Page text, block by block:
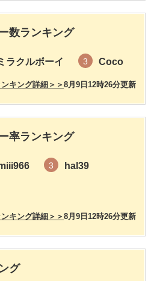
数ランキング
ラクルボーイ 3 Coco
8月9日12時26分更新
キング詳細＞＞
率ランキング
3 hal39
8月9日12時26分更新
キング詳細＞＞
グ